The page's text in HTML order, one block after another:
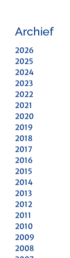
Archief
2026
2025
2024
2023
2022
2021
2020
2019
2018
2017
2016
2015
2014
2013
2012
2011
2010
2009
2008